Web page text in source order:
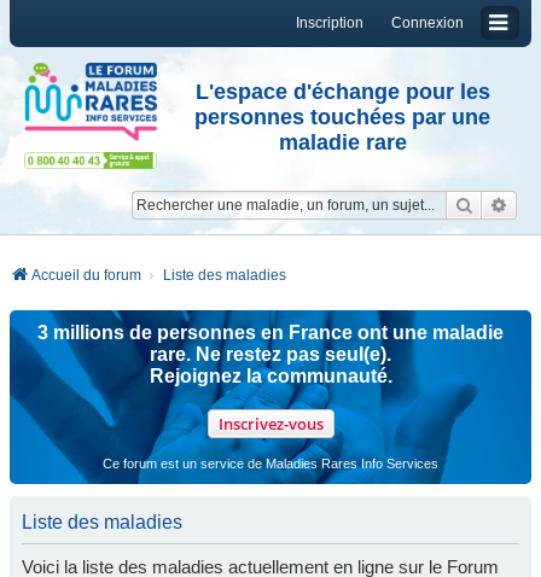
Connexion
Inscription
L'espace d'échange pour les
personnes touchées par une
maladie rare
Accueil du forum Liste des maladies
3 millions de personnes en France ont une maladie
rare. Ne restez pas seul(e).
Rejoignez la communauté.
Inscrivez-vous
Ce forum est un service de Maladies Rares Info Services
Liste des maladies
Voici la liste des maladies actuellement en ligne sur le Forum